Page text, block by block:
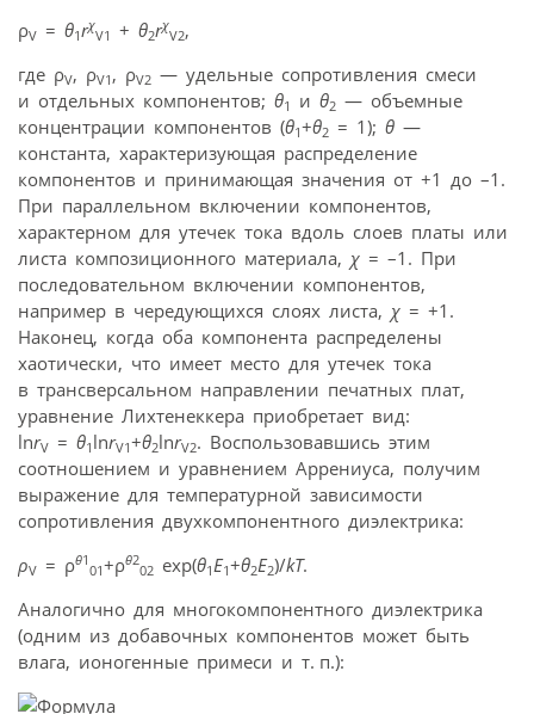
ρV = θ1rχ
V1 + θ2rχ
V2,
где ρV, ρV1 , ρV2 — удельные сопротивления смеси
и отдельных компонентов; θ1 и θ2 — объемные
концентрации компонентов (θ1+θ2 = 1); θ —
константа, характеризующая распределение
компонентов и принимающая значения от +1 до –1.
При параллельном включении компонентов,
характерном для утечек тока вдоль слоев платы или
листа композиционного материала, χ = –1. При
последовательном включении компонентов,
например в чередующихся слоях листа, χ = +1.
Наконец, когда оба компонента распределены
хаотически, что имеет место для утечек тока
в трансверсальном направлении печатных плат,
уравнение Лихтенеккера приобретает вид:
lnrV = θ1 lnrV1+θ2lnrV2. Воспользовавшись этим
соотношением и уравнением Аррениуса, получим
выражение для температурной зависимости
сопротивления двухкомпонентного диэлектрика:
ρV = ρθ1
01+ρθ2
02 exp(θ1E1+θ2E2)/kT.
Аналогично для многокомпонентного диэлектрика
(одним из добавочных компонентов может быть
влага, ионогенные примеси и т. п.):